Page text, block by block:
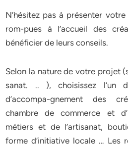
N’hésitez pas à présenter
rom-pues à l’accueil des
bénéficier de leurs conseils.
Selon la nature de votre projet
sanat. .. ), choisissez l’un
d’accompa-gnement des
chambre de commerce et
métiers et de l’artisanat,
forme d’initiative locale … Les